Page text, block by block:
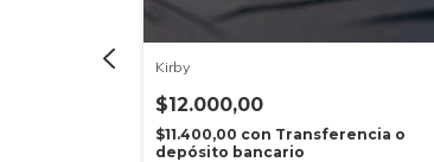
Kirby
$12.000,00
$11.400,00 con Transferencia o
depósito bancario